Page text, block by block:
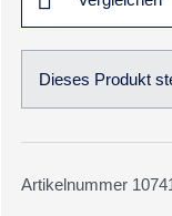
Dieses Produkt
Artikelnummer